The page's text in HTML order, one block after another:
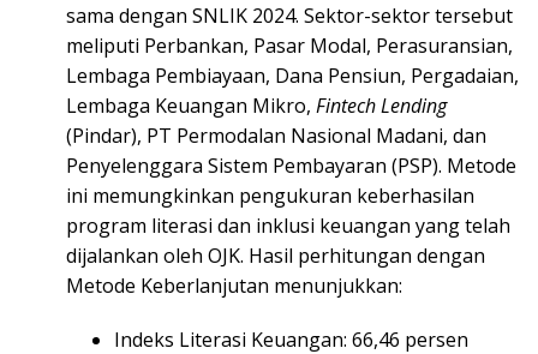
sama dengan SNLIK 2024. Sektor-sektor tersebut
meliputi Perbankan, Pasar Modal, Perasuransian,
Lembaga Pembiayaan, Dana Pensiun, Pergadaian,
Lembaga Keuangan Mikro, Fintech Lending
(Pindar), PT Permodalan Nasional Madani, dan
Penyelenggara Sistem Pembayaran (PSP). Metode
ini memungkinkan pengukuran keberhasilan
program literasi dan inklusi keuangan yang telah
dijalankan oleh OJK. Hasil perhitungan dengan
Metode Keberlanjutan menunjukkan:
Indeks Literasi Keuangan: 66,46 persen